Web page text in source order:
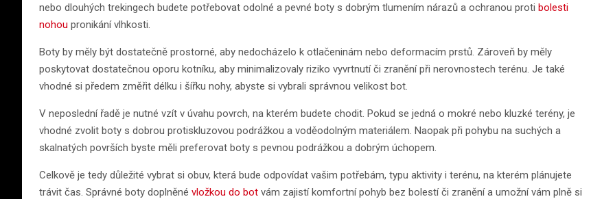
nebo dlouhých trekingech budete potřebovat odolné a pevné boty s dobrým tlumením nárazů a ochranou proti bolesti
nohou pronikání vlhkosti.
Boty by měly být dostatečně prostorné, aby nedocházelo k otlačeninám nebo deformacím prstů. Zároveň by měly
poskytovat dostatečnou oporu kotníku, aby minimalizovaly riziko vyvrtnutí či zranění při nerovnostech terénu. Je také
vhodné si předem změřit délku i šířku nohy, abyste si vybrali správnou velikost bot.
V neposlední řadě je nutné vzít v úvahu povrch, na kterém budete chodit. Pokud se jedná o mokré nebo kluzké terény, je
vhodné zvolit boty s dobrou protiskluzovou podrážkou a voděodolným materiálem. Naopak při pohybu na suchých a
skalnatých površích byste měli preferovat boty s pevnou podrážkou a dobrým úchopem.
Celkově je tedy důležité vybrat si obuv, která bude odpovídat vašim potřebám, typu aktivity i terénu, na kterém plánujete
trávit čas. Správné boty doplněné vložkou do bot vám zajistí komfortní pohyb bez bolestí či zranění a umožní vám plně si